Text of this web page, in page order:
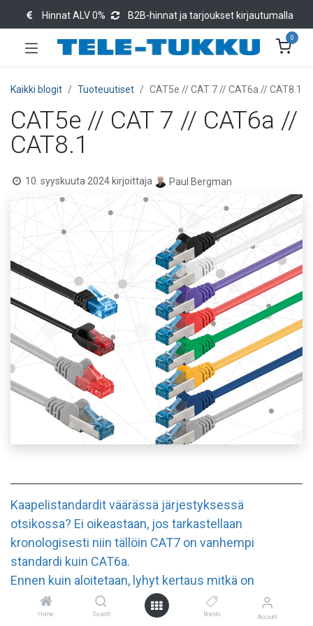
Home Search Brands Account
Hinnat ALV 0% B2B-hinnat ja tarjoukset kirjautumalla
0
Kaikki blogit Tuoteuutiset CAT5e // CAT 7 // CAT6a // CAT8.1
CAT5e // CAT 7 // CAT6a //
CAT8.1
10. syyskuuta 2024 kirjoittaja Paul Bergman
Kaapelistandardit väärässä järjestyksessä
otsikossa? Ei oikeastaan, jos tarkastellaan
kronologisesti niin tällöin CAT7 on vanhempi
standardi kuin CAT6a.
Ennen kuin aloitetaan, lyhyt kertaus mitkä on
maailmassa käytetyt standardit ja niiden lyhenteet.